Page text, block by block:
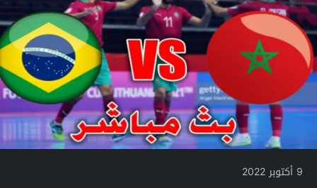
9 أكتوبر 2022